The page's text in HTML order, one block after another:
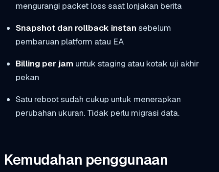
mengurangi packet loss saat lonjakan berita
Snapshot dan rollback instan sebelum
pembaruan platform atau EA
Billing per jam untuk staging atau kotak uji akhir
pekan
Satu reboot sudah cukup untuk menerapkan
perubahan ukuran. Tidak perlu migrasi data.
Kemudahan penggunaan